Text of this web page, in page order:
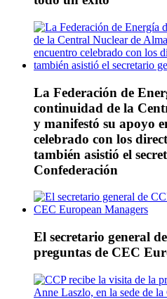
La Federación de
continuidad de la
y manifestó su apoyo
celebrado con los
también asistió el
Confederación
El secretario general
preguntas de CEC